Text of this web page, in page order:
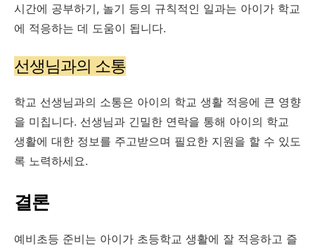
시간에 공부하기, 놀기 등의 규칙적인 일과는 아이가 학교
에 적응하는 데 도움이 됩니다.
선생님과의 소통
학교 선생님과의 소통은 아이의 학교 생활 적응에 큰 영향
을 미칩니다. 선생님과 긴밀한 연락을 통해 아이의 학교
생활에 대한 정보를 주고받으며 필요한 지원을 할 수 있도
록 노력하세요.
결론
예비초등 준비는 아이가 초등학교 생활에 잘 적응하고 즐